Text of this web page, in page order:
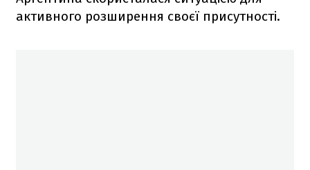
активного розширення своєї присутності.